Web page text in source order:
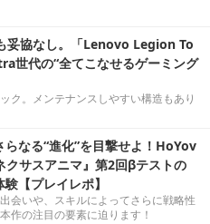
妥協なし。「Lenovo Legion To
世代の“全てこなせるゲーミング
ク。メンテナンスしやすい構造もあり
らなる“進化”を目撃せよ！HoYov
クサスアニマ』第2回βテストの
【プレイレポ】
会いや、スキルによってさらに戦略性
作の注目の要素に迫ります！